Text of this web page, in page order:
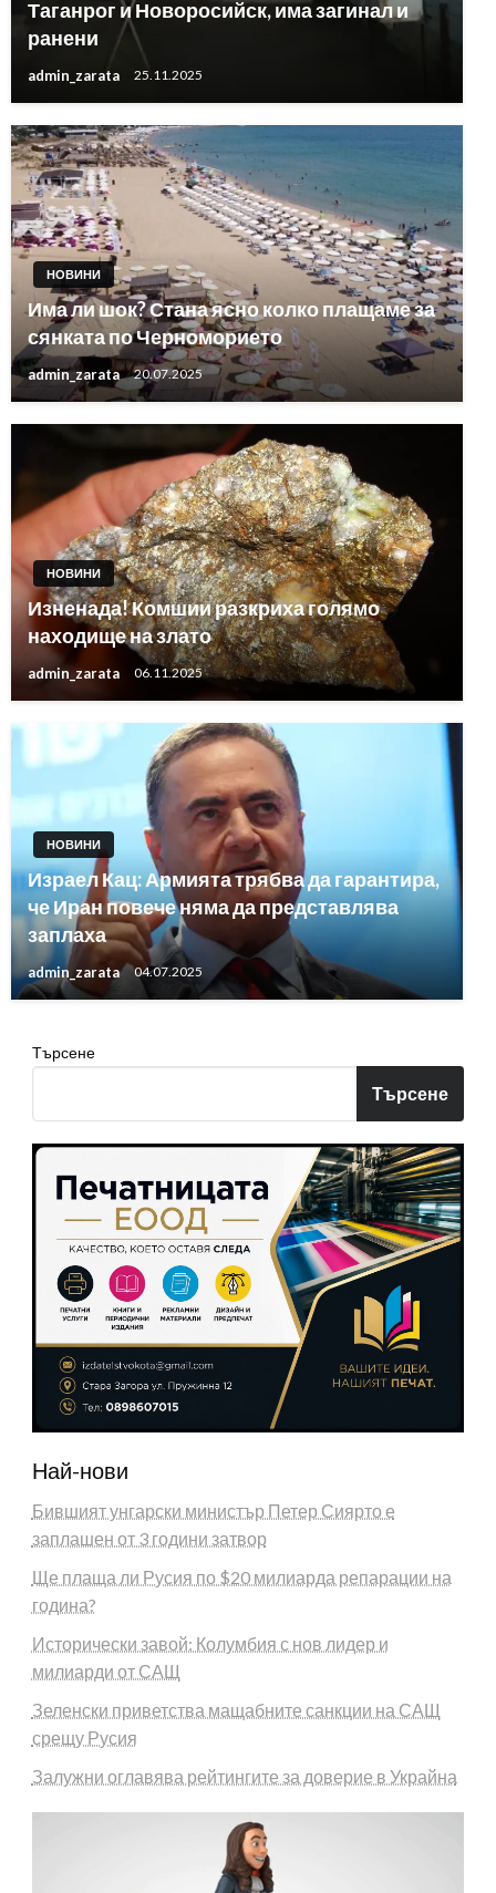
Таганрог и Новоросийск, има загинал и
ранени
admin_zarata 25.11.2025
НОВИНИ
Има ли шок? Стана ясно колко плащаме за
сянката по Черноморието
admin_zarata 20.07.2025
НОВИНИ
Изненада! Комшии разкриха голямо
находище на злато
admin_zarata 06.11.2025
НОВИНИ
Израел Кац: Армията трябва да гарантира,
че Иран повече няма да представлява
заплаха
admin_zarata 04.07.2025
Търсене
Търсене
Най-нови
Бившият унгарски министър Петер Сиярто е
заплашен от 3 години затвор
Ще плаща ли Русия по $20 милиарда репарации на
година?
Исторически завой: Колумбия с нов лидер и
милиарди от САЩ
Зеленски приветства мащабните санкции на САЩ
срещу Русия
Залужни оглавява рейтингите за доверие в Украйна